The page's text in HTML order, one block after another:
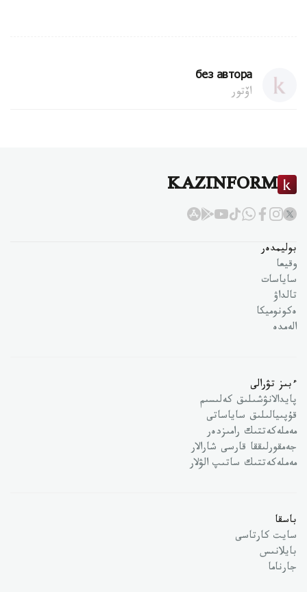
без автора
اۆتور
KAZINFORM
بوليمدەر
وقيعا
ساياسات
تالداۋ
ەكونوميكا
الەمدە
ءبىز تۋرالى
پايدالانۋشىلىق كەلىسىم
قۇپىيالىلىق ساياساتى
مەملەكەتتىك رامىزدەر
جەمقورلىققا قارسى شارالار
مەملەكەتتىك ساتىپ الۋلار
باسقا
سايت كارتاسى
بايلانىس
جارناما